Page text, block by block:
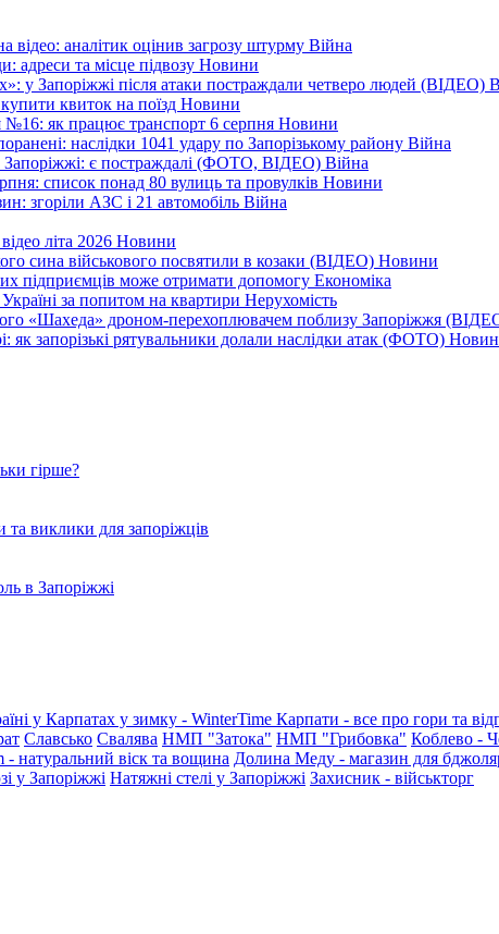
відео: аналітик оцінив загрозу штурму Війна
адреси та місце підвозу Новини
у Запоріжжі після атаки постраждали четверо людей (ВІДЕО)
квиток на поїзд Новини
№16: як працює транспорт 6 серпня Новини
наслідки 1041 удару по Запорізькому району Війна
Запоріжжі: є постраждалі (ФОТО, ВІДЕО) Війна
список понад 80 вулиць та провулків Новини
згоріли АЗС і 21 автомобіль Війна
літа 2026 Новини
сина військового посвятили в козаки (ВІДЕО) Новини
підприємців може отримати допомогу Економіка
за попитом на квартири Нерухомість
«Шахеда» дроном-перехоплювачем поблизу Запоріжжя
як запорізькі рятувальники долали наслідки атак (ФОТО)
гірше?
та виклики для запоріжців
в Запоріжжі
у Карпатах у зимку - WinterTime Карпати - все про гори та
Славсько Свалява НМП "Затока" НМП "Грибовка" Коблево -
- натуральний віск та вощина Долина Меду - магазин для
у Запоріжжі Натяжні стелі у Запоріжжі Захисник - військторг